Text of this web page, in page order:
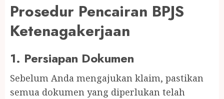
Prosedur Pencairan BPJS
Ketenagakerjaan
1. Persiapan Dokumen
Sebelum Anda mengajukan klaim, pastikan
semua dokumen yang diperlukan telah